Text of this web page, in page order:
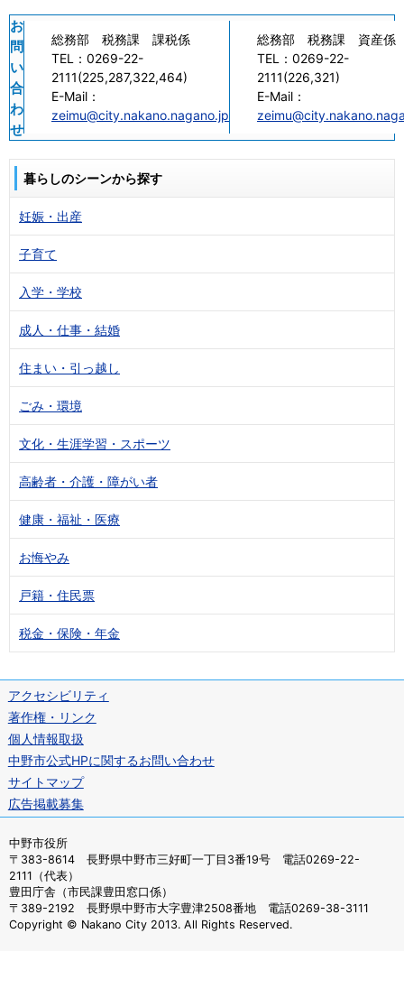
お
問
い
合
わ
せ
総務部 税務課 課税係
TEL： 0269-22-
2111(225,287,322,464)
E-Mail：
zeimu@city.nakano.nagano.jp
総務部 税務課 資産係
TEL： 0269-22-
2111(226,321)
E-Mail：
暮らしのシーンから探す
妊娠・出産
子育て
入学・学校
成人・仕事・結婚
住まい・引っ越し
ごみ・環境
文化・生涯学習・スポーツ
高齢者・介護・障がい者
健康・福祉・医療
お悔やみ
戸籍・住民票
税金・保険・年金
アクセシビリティ
著作権・リンク
個人情報取扱
中野市公式HPに関するお問い合わせ
サイトマップ
広告掲載募集
中野市役所
〒383-8614 長野県中野市三好町一丁目3番19号 電話0269-22-
2111（代表）
豊田庁舎（市民課豊田窓口係）
〒389-2192 長野県中野市大字豊津2508番地 電話0269-38-3111
Copyright © Nakano City 2013. All Rights Reserved.